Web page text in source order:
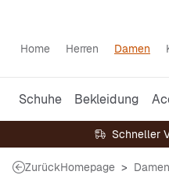
Home Herren Damen
Schuhe Bekleidung
Schneller
ZurückHomepage Damen